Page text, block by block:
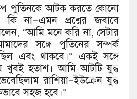
পুতিনকে আটক করতে কোনো
কি না—এমন প্রশ্নের জবাবে
বলেন, “আমি মনে করি না, সেটার
সঙ্গে পুতিনের সম্পর্ক
এবং থাকবে।” একই সঙ্গে
খুবই হতাশ। আমি আটটি যুদ্ধ
রাশিয়া–ইউক্রেন যুদ্ধ
সহজ হবে।”